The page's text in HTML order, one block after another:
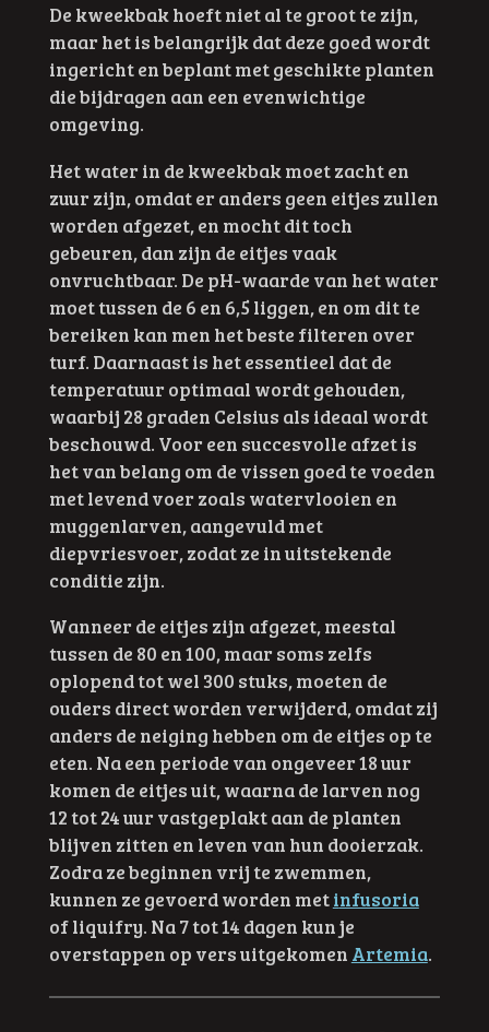
De kweekbak hoeft niet al te groot te zijn,
maar het is belangrijk dat deze goed wordt
ingericht en beplant met geschikte planten
die bijdragen aan een evenwichtige
omgeving.
Het water in de kweekbak moet zacht en
zuur zijn, omdat er anders geen eitjes zullen
worden afgezet, en mocht dit toch
gebeuren, dan zijn de eitjes vaak
onvruchtbaar. De pH-waarde van het water
moet tussen de 6 en 6,5 liggen, en om dit te
bereiken kan men het beste filteren over
turf. Daarnaast is het essentieel dat de
temperatuur optimaal wordt gehouden,
waarbij 28 graden Celsius als ideaal wordt
beschouwd. Voor een succesvolle afzet is
het van belang om de vissen goed te voeden
met levend voer zoals watervlooien en
muggenlarven, aangevuld met
diepvriesvoer, zodat ze in uitstekende
conditie zijn.
Wanneer de eitjes zijn afgezet, meestal
tussen de 80 en 100, maar soms zelfs
oplopend tot wel 300 stuks, moeten de
ouders direct worden verwijderd, omdat zij
anders de neiging hebben om de eitjes op te
eten. Na een periode van ongeveer 18 uur
komen de eitjes uit, waarna de larven nog
12 tot 24 uur vastgeplakt aan de planten
blijven zitten en leven van hun dooierzak.
Zodra ze beginnen vrij te zwemmen,
kunnen ze gevoerd worden metinfusoria
of liquifry. Na 7 tot 14 dagen kun je
overstappen op vers uitgekomen Artemia.